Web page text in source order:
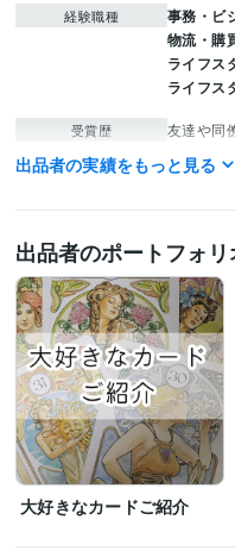
経験職種 事務・ビ
物流・購
ライフス
ライフス
受賞歴 友達や同
得意分野 占い 占
出品者の実績をもっと見る
出品者のポートフォリ
大好きなカードご紹介